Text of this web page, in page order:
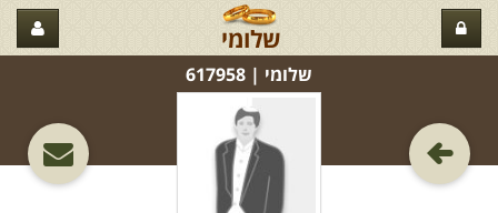
שלומי
שלומי‏ | 617958